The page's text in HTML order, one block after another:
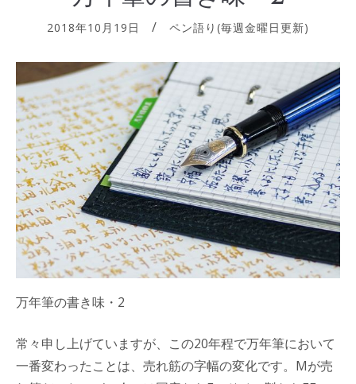
2018年10月19日 ペン語り(毎週金曜日更新)
万年筆の書き味・2
常々申し上げていますが、この20年程で万年筆において
一番変わったことは、売れ筋の字幅の変化です。Mが売